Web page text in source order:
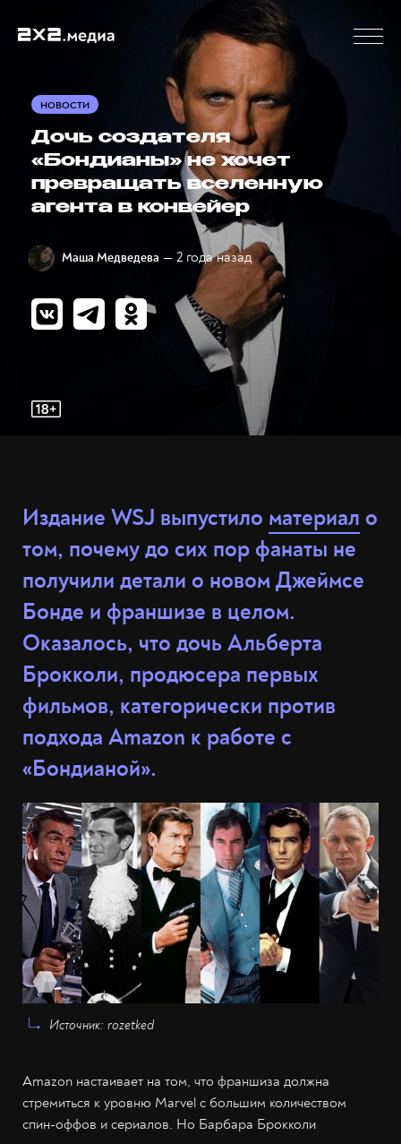
НОВОСТИ
Дочь создателя
«Бондианы» не хочет
превращать вселенную
агента в конвейер
Маша Медведева — 2 года назад
Издание WSJ выпустило материал о
том, почему до сих пор фанаты не
получили детали о новом Джеймсе
Бонде и франшизе в целом.
Оказалось, что дочь Альберта
Брокколи, продюсера первых
фильмов, категорически против
подхода Amazon к работе с
«Бондианой».
Источник: rozetked
Amazon настаивает на том, что франшиза должна
стремиться к уровню Marvel с большим количеством
спин-оффов и сериалов. Но Барбара Брокколи